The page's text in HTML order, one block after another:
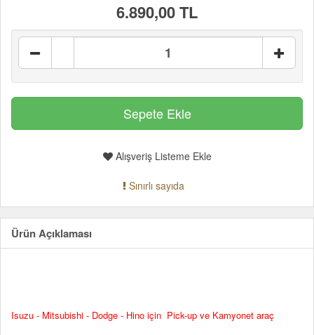
6.890,00 TL
Alışveriş Listeme Ekle
Sınırlı sayıda
Ürün Açıklaması
Isuzu - Mitsubishi - Dodge - Hino için Pick-up ve Kamyonet araç